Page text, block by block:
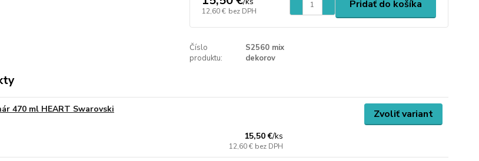
12,60 € bez DPH
Pridať do košíka
Číslo
produktu:
S2560 mix
dekorov
470 ml HEART Swarovski
15,50 €/ks
12,60 € bez DPH
Zvoliť variant